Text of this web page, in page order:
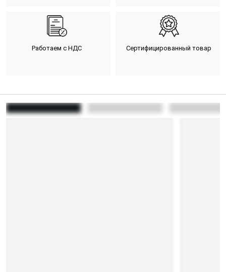
Работаем с НДС Сертифицированный товар